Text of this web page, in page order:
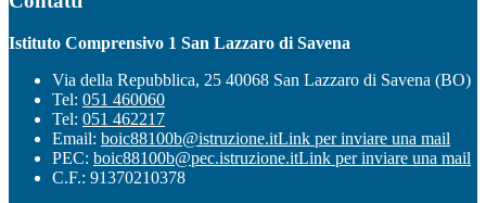
Istituto Comprensivo 1 San Lazzaro di Savena
Via della Repubblica, 25 40068 San Lazzaro di Savena (BO)
Tel: 051 460060
Tel: 051 462217
Email: boic88100b@istruzione.itLink per inviare una mail
PEC: boic88100b@pec.istruzione.itLink per inviare una mail
C.F.: 91370210378